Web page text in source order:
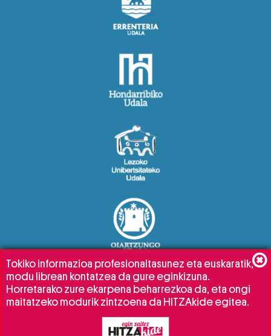
Tokiko informazioa profesionaltasunez eta euskaratik,
modu librean kontatzea da gure eginkizuna.
Horretarako zure ekarpena beharrezkoa da, eta ongi
maitatzeko modurik zintzoena da HITZAkide egitea.